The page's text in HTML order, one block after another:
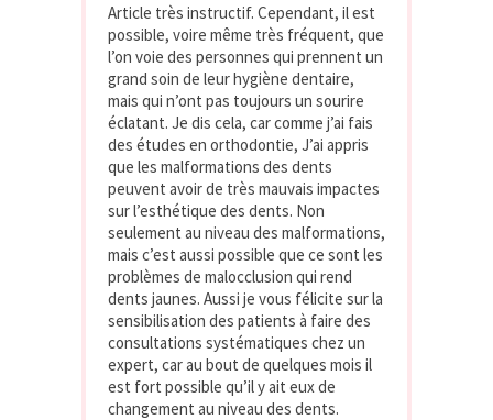
Article très instructif. Cependant, il est
possible, voire même très fréquent, que
l’on voie des personnes qui prennent un
grand soin de leur hygiène dentaire,
mais qui n’ont pas toujours un sourire
éclatant. Je dis cela, car comme j’ai fais
des études en orthodontie, J’ai appris
que les malformations des dents
peuvent avoir de très mauvais impactes
sur l’esthétique des dents. Non
seulement au niveau des malformations,
mais c’est aussi possible que ce sont les
problèmes de malocclusion qui rend
dents jaunes. Aussi je vous félicite sur la
sensibilisation des patients à faire des
consultations systématiques chez un
expert, car au bout de quelques mois il
est fort possible qu’il y ait eux de
changement au niveau des dents.